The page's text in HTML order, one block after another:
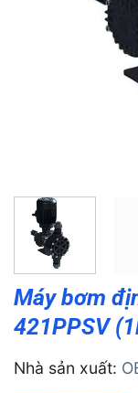
Máy bơm
421PPSV
Nhà sản xuất: